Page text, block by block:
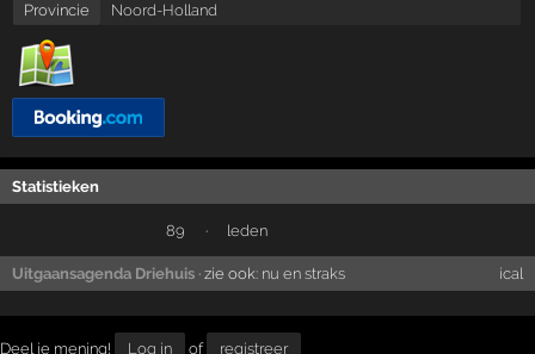
Provincie
Noord-Holland
Statistieken
89 · leden
Uitgaansagenda Driehuis · zie ook: nu en straks ical
Deel je mening! Log in of registreer